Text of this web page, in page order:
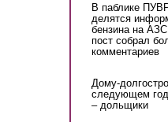
В паблике
делятся
бензина на
пост собрал
комментариев
Дому-
следующем
– дольщики